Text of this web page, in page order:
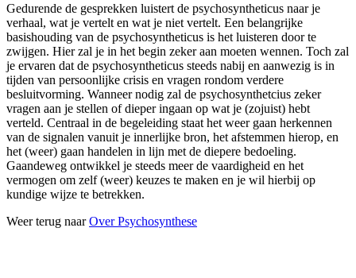
Gedurende de gesprekken luistert de psychosyntheticus naar je
verhaal, wat je vertelt en wat je niet vertelt. Een belangrijke
basishouding van de psychosyntheticus is het luisteren door te
zwijgen. Hier zal je in het begin zeker aan moeten wennen. Toch zal
je ervaren dat de psychosyntheticus steeds nabij en aanwezig is in
tijden van persoonlijke crisis en vragen rondom verdere
besluitvorming. Wanneer nodig zal de psychosynthetcius zeker
vragen aan je stellen of dieper ingaan op wat je (zojuist) hebt
verteld. Centraal in de begeleiding staat het weer gaan herkennen
van de signalen vanuit je innerlijke bron, het afstemmen hierop, en
het (weer) gaan handelen in lijn met de diepere bedoeling.
Gaandeweg ontwikkel je steeds meer de vaardigheid en het
vermogen om zelf (weer) keuzes te maken en je wil hierbij op
kundige wijze te betrekken.
Weer terug naarOver Psychosynthese